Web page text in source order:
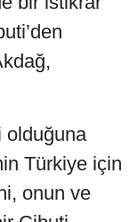
olduğuna
Türkiye için
onun ve